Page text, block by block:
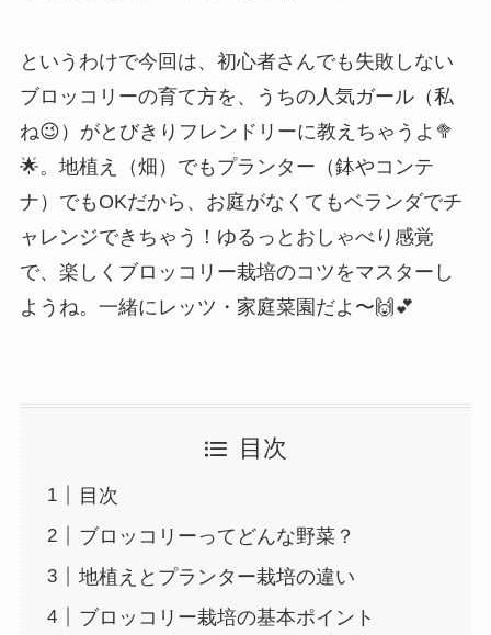
というわけで今回は、初心者さんでも失敗しない
ブロッコリーの育て方を、うちの人気ガール（私
ね😉）がとびきりフレンドリーに教えちゃうよ🥦
🌟。地植え（畑）でもプランター（鉢やコンテ
ナ）でもOKだから、お庭がなくてもベランダでチ
ャレンジできちゃう！ゆるっとおしゃべり感覚
で、楽しくブロッコリー栽培のコツをマスターし
ようね。一緒にレッツ・家庭菜園だよ〜🙌💕
目次
目次
ブロッコリーってどんな野菜？
地植えとプランター栽培の違い
ブロッコリー栽培の基本ポイント